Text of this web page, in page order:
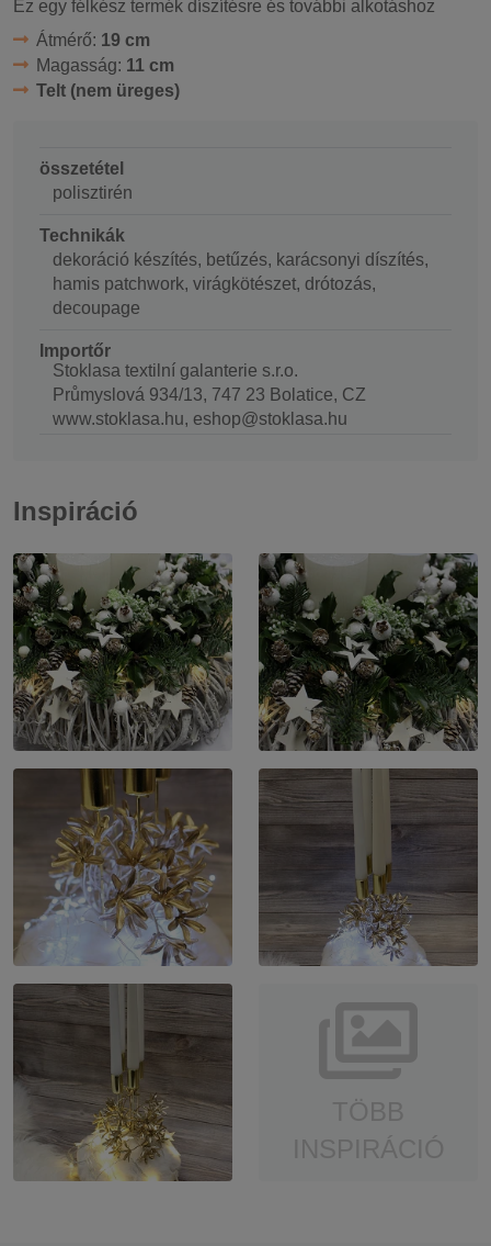
Ez egy félkész termék díszítésre és további alkotáshoz
Átmérő: 19 cm
Magasság: 11 cm
Telt (nem üreges)
összetétel
polisztirén
Technikák
dekoráció készítés, betűzés, karácsonyi díszítés,
hamis patchwork, virágkötészet, drótozás,
decoupage
Importőr
Stoklasa textilní galanterie s.r.o.
Průmyslová 934/13, 747 23 Bolatice, CZ
www.stoklasa.hu, eshop@stoklasa.hu
Inspiráció